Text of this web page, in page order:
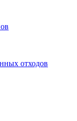
отходов